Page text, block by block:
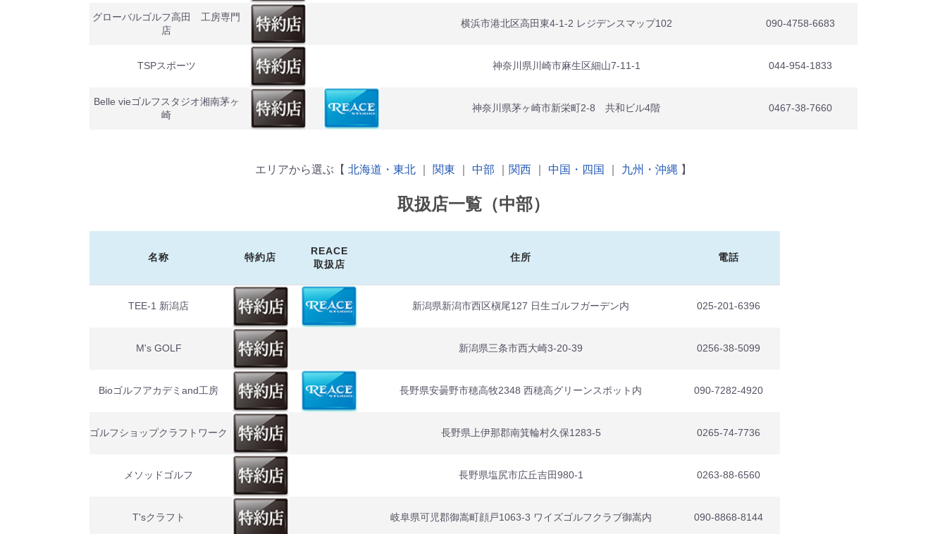
グローバルゴルフ高田 工房専門
店
横浜市港北区高田東4-1-2 レジデンスマップ102 090-4758-6683
TSPスポーツ 神奈川県川崎市麻生区細山7-11-1 044-954-1833
Belle vieゴルフスタジオ湘南茅ヶ
崎
神奈川県茅ヶ崎市新栄町2-8 共和ビル4階 0467-38-7660
エリアから選ぶ【 北海道・東北 関東 中部 関西 中国・四国 九州・沖縄 】
取扱店一覧（中部）
名称 特約店
REACE
取扱店
住所 電話
TEE-1 新潟店 新潟県新潟市西区槇尾127 日生ゴルフガーデン内 025-201-6396
M's GOLF 新潟県三条市西大崎3-20-39 0256-38-5099
Bioゴルフアカデミand工房 長野県安曇野市穂高牧2348 西穂高グリーンスポット内 090-7282-4920
ゴルフショップクラフトワーク 長野県上伊那郡南箕輪村久保1283-5 0265-74-7736
メソッドゴルフ 長野県塩尻市広丘吉田980-1 0263-88-6560
T'sクラフト 岐阜県可児郡御嵩町顔戸1063-3 ワイズゴルフクラブ御嵩内 090-8868-8144